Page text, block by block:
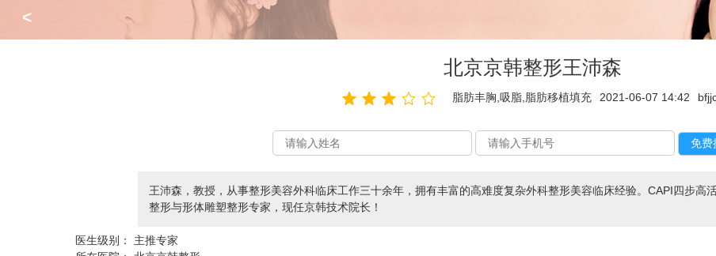
<
北京京韩整形王沛森
脂肪丰胸,吸脂,脂肪移植填充 2021-06-07 14:42
王沛森，教授，从事整形美容外科临床工作三十余年，拥有丰富的高难度复杂外科整形美容临床经验。CAPI四步高
整形与形体雕塑整形专家，现任京韩技术院长！
医生级别：
主推专家